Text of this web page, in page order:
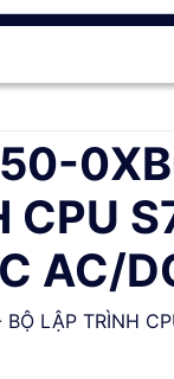
CPU
AC/
LẬP TRÌNH